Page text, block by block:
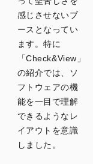
感じさせないブ
ースとなってい
ます。特に
「Check&View」
の紹介では、ソ
フトウェアの機
能を一目で理解
できるようなレ
イアウトを意識
しました。